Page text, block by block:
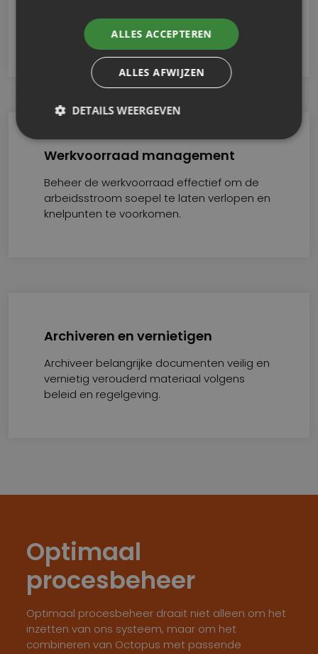
centraal voor gemakkelijke toegang en
samenwerking.
Werkvoorraad management
Beheer de werkvoorraad effectief om de
arbeidsstroom soepel te laten verlopen en
knelpunten te voorkomen.
Archiveren en vernietigen
Archiveer belangrijke documenten veilig en
vernietig verouderd materiaal volgens
beleid en regelgeving.
Optimaal
procesbeheer
Optimaal procesbeheer draait niet alleen om het
inzetten van ons systeem, maar om het
combineren van Octopus met passende
ALLES ACCEPTEREN
ALLES AFWIJZEN
DETAILS WEERGEVEN